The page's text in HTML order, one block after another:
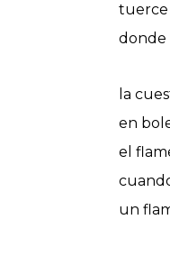
tuerce
donde
la
en
el
un